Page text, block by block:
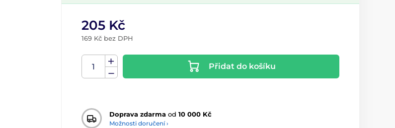
205 Kč
169 Kč bez DPH
Přidat do košíku
Doprava zdarma od 10 000 Kč
Možnosti doručení ›